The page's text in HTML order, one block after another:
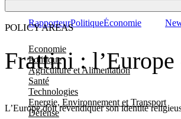
POLICY AREAS
Economie
Politique
Agriculture et Alimentation
Santé
Technologies
Energie, Environnement et Transport
Défense
RapporteurPolitiqueÉconomie
Frattini :
L’Europe doit revendiquer son identité